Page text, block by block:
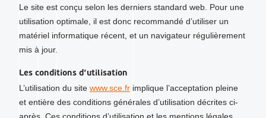
Le site est conçu selon les derniers standard web. Pour une
utilisation optimale, il est donc recommandé d’utiliser un
matériel informatique récent, et un navigateur régulièrement
mis à jour.
Les conditions d’utilisation
L’utilisation du site www.sce.fr implique l’acceptation pleine
et entière des conditions générales d’utilisation décrites ci-